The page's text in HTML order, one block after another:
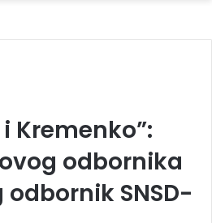
Kremenko”:
odbornika
odbornik SNSD-